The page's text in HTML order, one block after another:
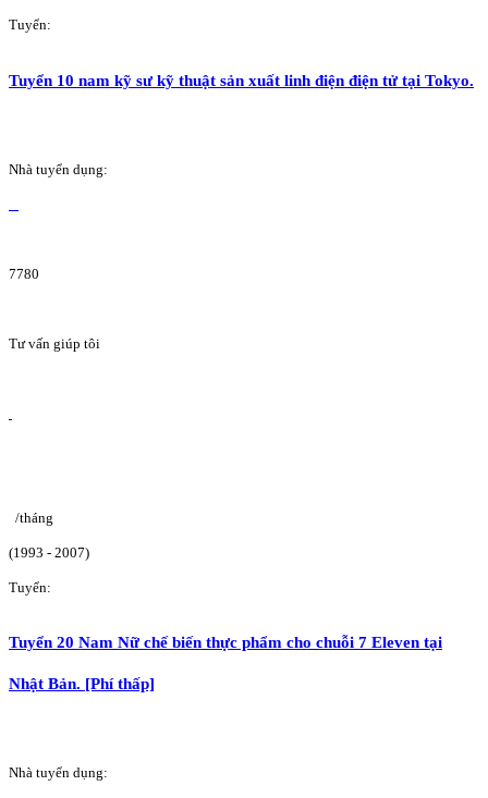
Tuyển:
Tuyển 10 nam kỹ sư kỹ thuật sản xuất linh điện điện tử tại Tokyo.
Nhà tuyển dụng:
7780
Tư vấn giúp tôi
/tháng
(1993 - 2007)
Tuyển:
Tuyển 20 Nam Nữ chế biến thực phẩm cho chuỗi 7 Eleven tại
Nhật Bản. [Phí thấp]
Nhà tuyển dụng: